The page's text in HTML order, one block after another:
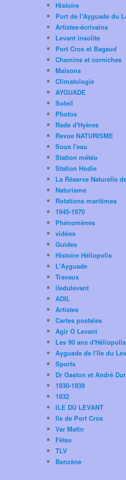
Histoire
Port de l'Ayguade du
Artistes-écrivains
Levant insolite
Port Cros et Bagaud
Chemins et corniches
Maisons
Climatologie
AYGUADE
Soleil
Photos
Rade d'Hyères
Revue NATURISME
Sous l'eau
Station météo
Station Hodie
La Réserve Naturelle
Naturisme
Rotations maritimes
1945-1970
Phénomènes
vidéos
Guides
Histoire Héliopolis
L'Ayguade
Travaux
iledulevant
ADIL
Artistes
Cartes postales
Agir O Levant
Les 90 ans d'Héliopolis
Ayguade de l'île du
Sports
Dr Gaston et André
1930-1939
1932
ILE DU LEVANT
Ile de Port Cros
Var Matin
Fêtes
TLV
Benzène